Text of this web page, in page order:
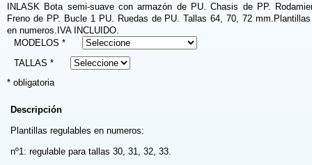
INLASK Bota semi-suave con armazón de PU. Chasis de PP.
Freno de PP. Bucle 1 PU. Ruedas de PU. Tallas 64, 70, 72
en numeros.IVA INCLUIDO.
MODELOS *
TALLAS *
* obligatoria
Descripción
Plantillas regulables en numeros:
nº1: regulable para tallas 30, 31, 32, 33.